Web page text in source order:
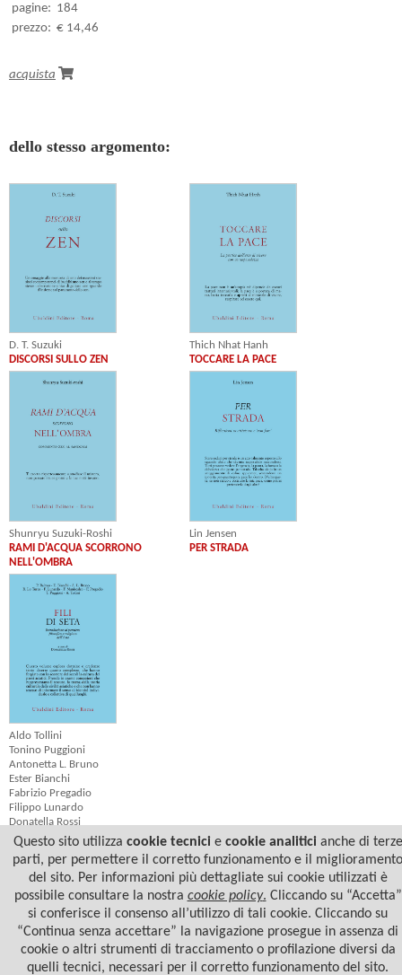
pagine: 184
prezzo: € 14,46
acquista
dello stesso argomento:
D. T. Suzuki
DISCORSI SULLO ZEN
Thich Nhat Hanh
TOCCARE LA PACE
Shunryu Suzuki-Roshi
RAMI D'ACQUA SCORRONO
NELL'OMBRA
Lin Jensen
PER STRADA
Aldo Tollini
Tonino Puggioni
Antonetta L. Bruno
Ester Bianchi
Fabrizio Pregadio
Filippo Lunardo
Donatella Rossi
Francesco Maniscalco
Bruno Lo Turco
Paolo Balmas
FILI DI SETA
Questo sito utilizza cookie tecnicie cookie analiticianche di terze
parti, per permettere il corretto funzionamento e il miglioramento
del sito. Per informazioni più dettagliate sui cookie utilizzati è
possibile consultare la nostra cookie policy. Cliccando su “Accetta”
si conferisce il consenso all’utilizzo di tali cookie. Cliccando su
“Continua senza accettare” la navigazione prosegue in assenza di
cookie o altri strumenti di tracciamento o profilazione diversi da
quelli tecnici, necessari per il corretto funzionamento del sito.